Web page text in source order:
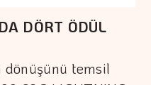
DÖRT ÖDÜL
dönüşünü temsil